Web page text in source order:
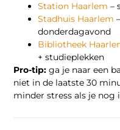
Station Haarlem –
Stadhuis Haarlem
donderdagavond
Bibliotheek
+ studieplekken
Pro-tip: ga je naar een
niet in de laatste 30
minder stress als je nog